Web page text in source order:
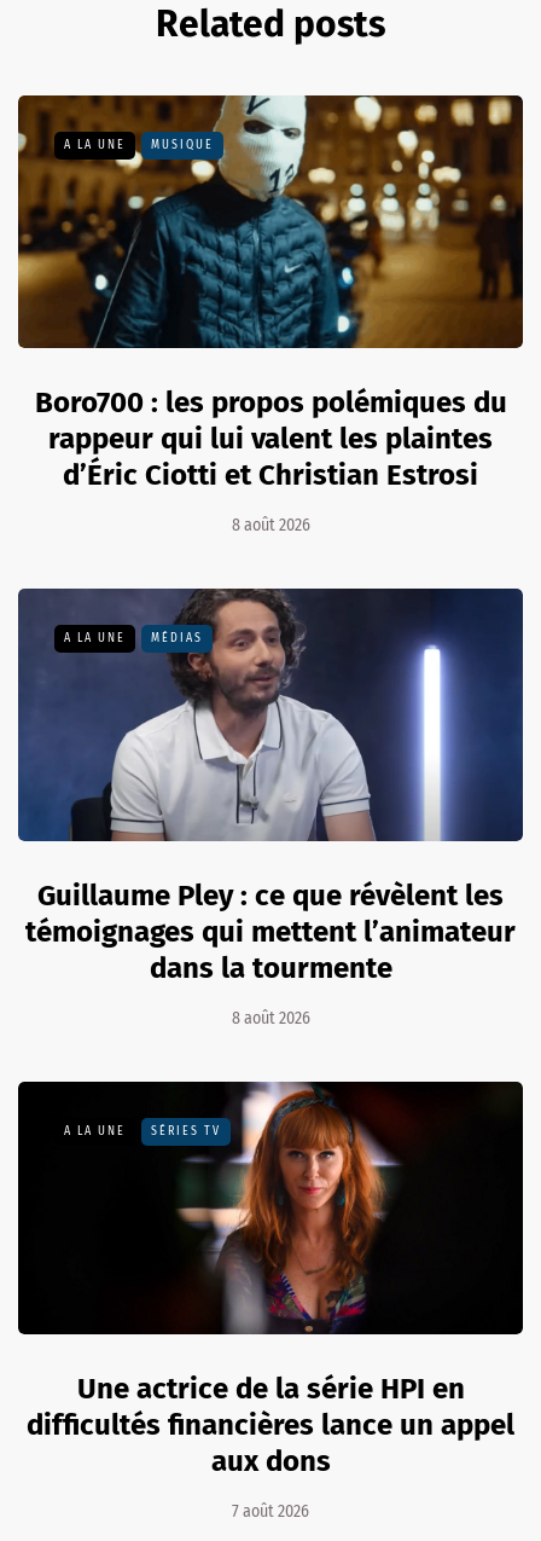
Related posts
A LA UNE MUSIQUE
Boro700 : les propos polémiques du
rappeur qui lui valent les plaintes
d’Éric Ciotti et Christian Estrosi
8 août 2026
A LA UNE MÉDIAS
Guillaume Pley : ce que révèlent les
témoignages qui mettent l’animateur
dans la tourmente
8 août 2026
A LA UNE SÉRIES TV
Une actrice de la série HPI en
difficultés financières lance un appel
aux dons
7 août 2026